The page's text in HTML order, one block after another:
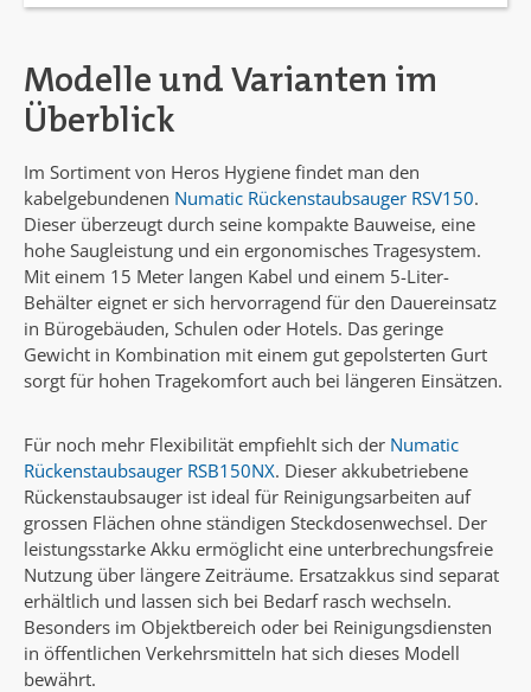
Modelle und Varianten im
Überblick
Im Sortiment von Heros Hygiene findet man den
kabelgebundenen Numatic Rückenstaubsauger RSV150.
Dieser überzeugt durch seine kompakte Bauweise, eine
hohe Saugleistung und ein ergonomisches Tragesystem.
Mit einem 15 Meter langen Kabel und einem 5-Liter-
Behälter eignet er sich hervorragend für den Dauereinsatz
in Bürogebäuden, Schulen oder Hotels. Das geringe
Gewicht in Kombination mit einem gut gepolsterten Gurt
sorgt für hohen Tragekomfort auch bei längeren Einsätzen.
Für noch mehr Flexibilität empfiehlt sich der Numatic
Rückenstaubsauger RSB150NX. Dieser akkubetriebene
Rückenstaubsauger ist ideal für Reinigungsarbeiten auf
grossen Flächen ohne ständigen Steckdosenwechsel. Der
leistungsstarke Akku ermöglicht eine unterbrechungsfreie
Nutzung über längere Zeiträume. Ersatzakkus sind separat
erhältlich und lassen sich bei Bedarf rasch wechseln.
Besonders im Objektbereich oder bei Reinigungsdiensten
in öffentlichen Verkehrsmitteln hat sich dieses Modell
bewährt.